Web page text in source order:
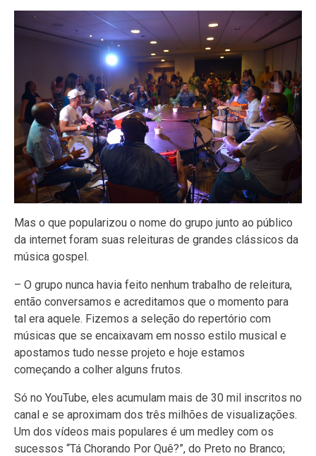
Mas o que popularizou o nome do grupo junto ao público
da internet foram suas releituras de grandes clássicos da
música gospel.
– O grupo nunca havia feito nenhum trabalho de releitura,
então conversamos e acreditamos que o momento para
tal era aquele. Fizemos a seleção do repertório com
músicas que se encaixavam em nosso estilo musical e
apostamos tudo nesse projeto e hoje estamos
começando a colher alguns frutos.
Só no YouTube, eles acumulam mais de 30 mil inscritos no
canal e se aproximam dos três milhões de visualizações.
Um dos vídeos mais populares é um medley com os
sucessos “Tá Chorando Por Quê?”, do Preto no Branco;